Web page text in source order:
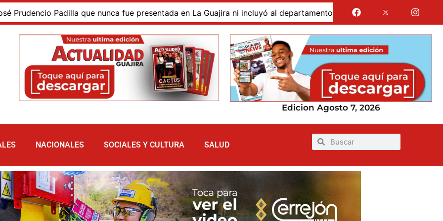
Padilla que nunca fue presentada en La Guajira ni incluyó al departamento, mientras siguen sin financiación las
Edicion Agosto 7, 2026
NACIONALES SOCIALES Y CULTURA SALUD